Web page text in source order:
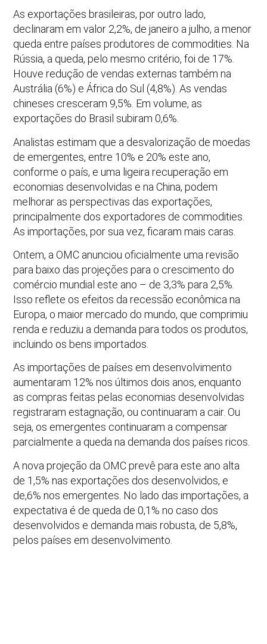
As exportações brasileiras, por outro lado,
declinaram em valor 2,2%, de janeiro a julho, a menor
queda entre países produtores de commodities. Na
Rússia, a queda, pelo mesmo critério, foi de 17%.
Houve redução de vendas externas também na
Austrália (6%) e África do Sul (4,8%). As vendas
chineses cresceram 9,5%. Em volume, as
exportações do Brasil subiram 0,6%.
Analistas estimam que a desvalorização de moedas
de emergentes, entre 10% e 20% este ano,
conforme o país, e uma ligeira recuperação em
economias desenvolvidas e na China, podem
melhorar as perspectivas das exportações,
principalmente dos exportadores de commodities.
As importações, por sua vez, ficaram mais caras.
Ontem, a OMC anunciou oficialmente uma revisão
para baixo das projeções para o crescimento do
comércio mundial este ano – de 3,3% para 2,5%.
Isso reflete os efeitos da recessão econômica na
Europa, o maior mercado do mundo, que comprimiu
renda e reduziu a demanda para todos os produtos,
incluindo os bens importados.
As importações de países em desenvolvimento
aumentaram 12% nos últimos dois anos, enquanto
as compras feitas pelas economias desenvolvidas
registraram estagnação, ou continuaram a cair. Ou
seja, os emergentes continuaram a compensar
parcialmente a queda na demanda dos países ricos.
A nova projeção da OMC prevê para este ano alta
de 1,5% nas exportações dos desenvolvidos, e
de,6% nos emergentes. No lado das importações, a
expectativa é de queda de 0,1% no caso dos
desenvolvidos e demanda mais robusta, de 5,8%,
pelos países em desenvolvimento.